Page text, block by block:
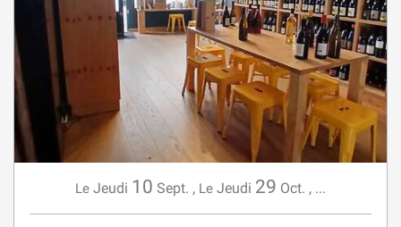
Le Jeudi 10 Sept. , Le Jeudi 29 Oct. , ...